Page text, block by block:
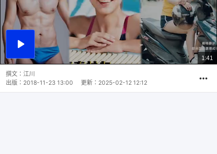
播
總
共
1:41
撰文： 江川
出版： 2018-11-23 13:00 更新： 2025-02-12 12:12